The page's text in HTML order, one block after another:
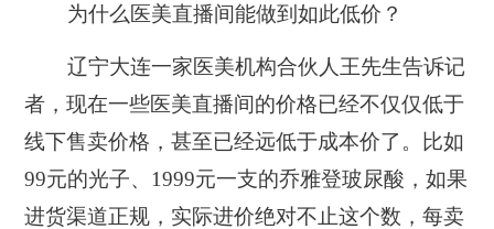
为什么医美直播间能做到如此低价？
辽宁大连一家医美机构合伙人王先生告诉记
者，现在一些医美直播间的价格已经不仅仅低于
线下售卖价格，甚至已经远低于成本价了。比如
99元的光子、1999元一支的乔雅登玻尿酸，如果
进货渠道正规，实际进价绝对不止这个数，每卖